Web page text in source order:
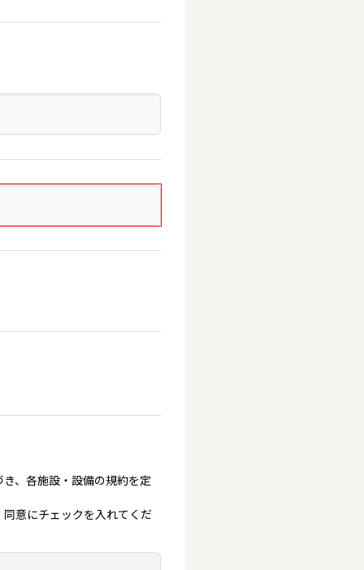
、各施設・設備の規約を定
意にチェックを入れてくだ